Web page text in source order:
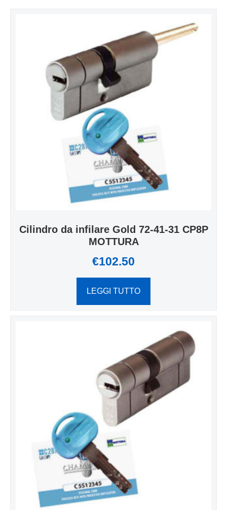
Cilindro da infilare Gold 72-41-31 CP8P
MOTTURA
€102.50
LEGGI TUTTO